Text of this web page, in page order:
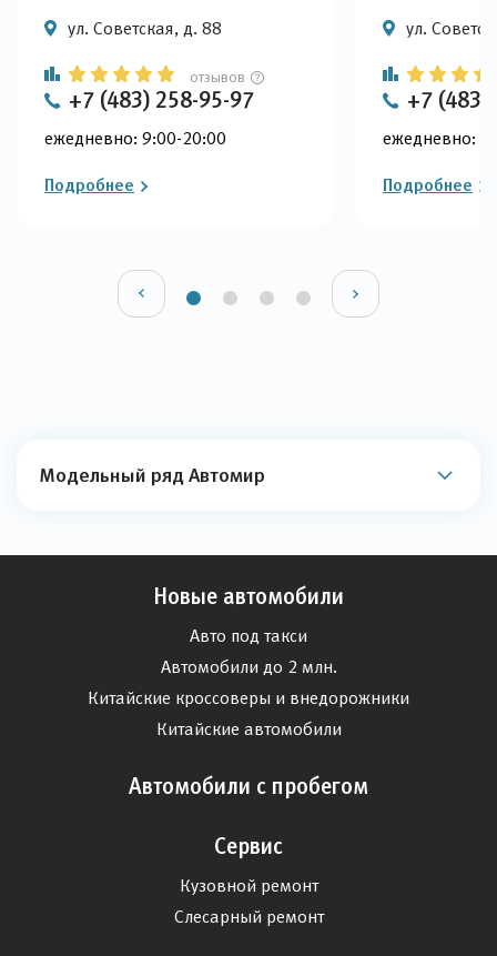
ул. Советская, д. 88
отзывов
+7 (483) 258-95-97
ежедневно: 9:00-20:00
Подробнее
ул.
+7
ежедневно:
Подробнее
Модельный ряд Автомир
Новые автомобили
Авто под такси
Автомобили до 2 млн.
Китайские кроссоверы и внедорожники
Китайские автомобили
Автомобили с пробегом
Сервис
Кузовной ремонт
Слесарный ремонт